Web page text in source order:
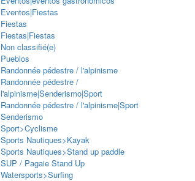
Eventos|Fiestas
Fiestas
Fiestas|Fiestas
Non classifié(e)
Pueblos
Randonnée pédestre / l'alpinisme
Randonnée pédestre /
l'alpinisme|Senderismo|Sport
Randonnée pédestre / l'alpinisme|Sport
Senderismo
Sport>Cyclisme
Sports Nautiques>Kayak
Sports Nautiques>Stand up paddle
SUP / Pagaie Stand Up
Watersports>Surfing